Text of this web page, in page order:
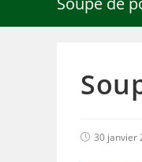
30 janvier